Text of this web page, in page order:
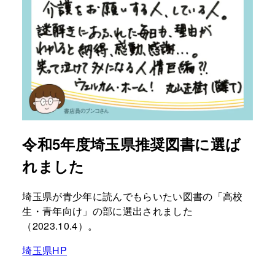
令和5年度埼玉県推奨図書に選ば
れました
埼玉県が青少年に読んでもらいたい図書の「高校
生・青年向け」の部に選出されました
（2023.10.4）。
埼玉県HP